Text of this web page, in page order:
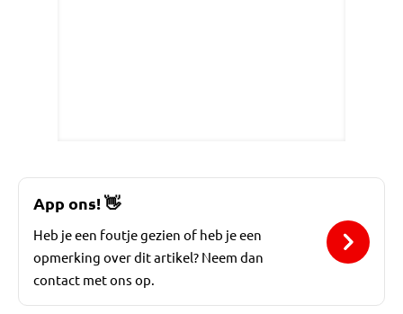
App ons!👋
Heb je een foutje gezien of heb je een
opmerking over dit artikel? Neem dan
contact met ons op.